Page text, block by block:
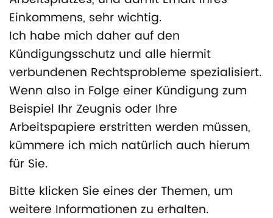
Einkommens, sehr wichtig.
Ich habe mich daher auf den
Kündigungsschutz und alle hiermit
verbundenen Rechtsprobleme spezialisiert.
Wenn also in Folge einer Kündigung zum
Beispiel Ihr Zeugnis oder Ihre
Arbeitspapiere erstritten werden müssen,
kümmere ich mich natürlich auch hierum
für Sie.
Bitte klicken Sie eines der Themen, um
weitere Informationen zu erhalten.